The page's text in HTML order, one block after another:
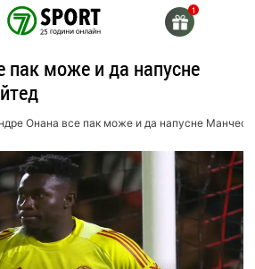
пак може и да напусне
Онана все пак може и да напусне